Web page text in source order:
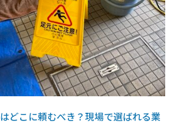
どこに頼むべき？現場で選ばれる業